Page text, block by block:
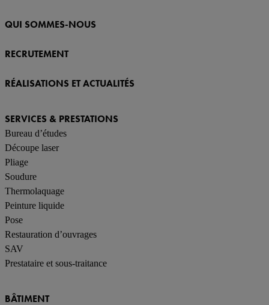
QUI SOMMES-NOUS
RECRUTEMENT
RÉALISATIONS ET ACTUALITÉS
SERVICES & PRESTATIONS
Bureau d’études
Découpe laser
Pliage
Soudure
Thermolaquage
Peinture liquide
Pose
Restauration d’ouvrages
SAV
Prestataire et sous-traitance
BÂTIMENT